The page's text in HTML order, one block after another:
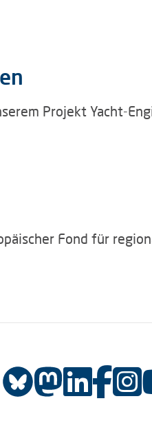
Projekt Yacht-
Fond für